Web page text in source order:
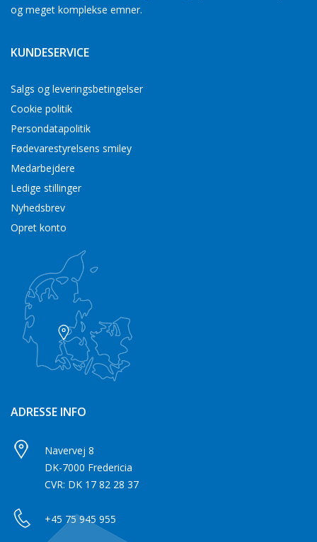
og meget komplekse emner.
KUNDESERVICE
Salgs og leveringsbetingelser
Cookie politik
Persondatapolitik
Fødevarestyrelsens smiley
Medarbejdere
Ledige stillinger
Nyhedsbrev
Opret konto
ADRESSE INFO
Navervej 8
DK-7000 Fredericia
CVR: DK 17 82 28 37
+45 75 945 955